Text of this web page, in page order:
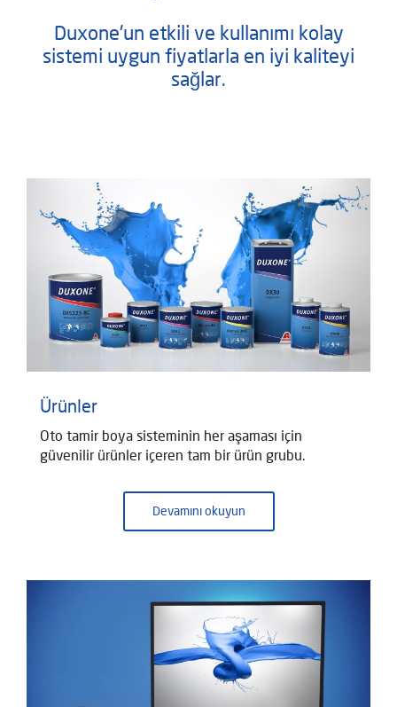
Duxone'un etkili ve kullanımı kolay
sistemi uygun fiyatlarla en iyi kaliteyi
sağlar.
Ürünler
Oto tamir boya sisteminin her aşaması için
güvenilir ürünler içeren tam bir ürün grubu.
Devamını okuyun